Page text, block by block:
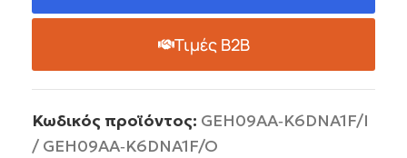
Τιμές B2B
Κωδικός προϊόντος: GEH09AA‐K6DNA1F/I
/ GEH09AA‐K6DNA1F/O